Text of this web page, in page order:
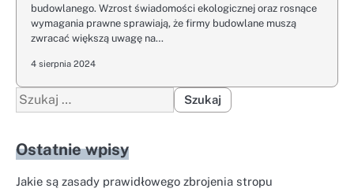
budowlanego. Wzrost świadomości ekologicznej oraz rosnące
wymagania prawne sprawiają, że firmy budowlane muszą
zwracać większą uwagę na…
4 sierpnia 2024
Szukaj:
Ostatnie wpisy
Jakie są zasady prawidłowego zbrojenia stropu